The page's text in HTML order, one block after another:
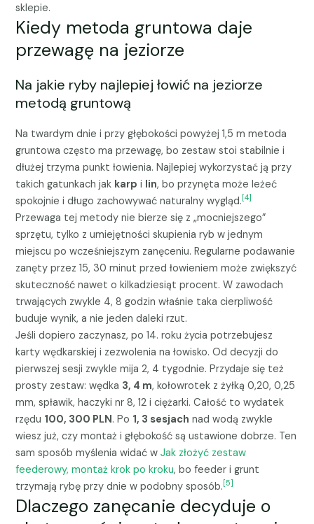
sklepie.
Kiedy metoda gruntowa daje
przewagę na jeziorze
Na jakie ryby najlepiej łowić na jeziorze
metodą gruntową
Na twardym dnie i przy głębokości powyżej 1,5 m metoda
gruntowa często ma przewagę, bo zestaw stoi stabilnie i
dłużej trzyma punkt łowienia. Najlepiej wykorzystać ją przy
takich gatunkach jak karp i lin, bo przynęta może leżeć
spokojnie i długo zachowywać naturalny wygląd. [4]
Przewaga tej metody nie bierze się z „mocniejszego”
sprzętu, tylko z umiejętności skupienia ryb w jednym
miejscu po wcześniejszym zanęceniu. Regularne podawanie
zanęty przez 15, 30 minut przed łowieniem może zwiększyć
skuteczność nawet o kilkadziesiąt procent. W zawodach
trwających zwykle 4, 8 godzin właśnie taka cierpliwość
buduje wynik, a nie jeden daleki rzut.
Jeśli dopiero zaczynasz, po 14. roku życia potrzebujesz
karty wędkarskiej i zezwolenia na łowisko. Od decyzji do
pierwszej sesji zwykle mija 2, 4 tygodnie. Przydaje się też
prosty zestaw: wędka 3, 4 m, kołowrotek z żyłką 0,20, 0,25
mm, spławik, haczyki nr 8, 12 i ciężarki. Całość to wydatek
rzędu 100, 300 PLN. Po 1, 3 sesjach nad wodą zwykle
wiesz już, czy montaż i głębokość są ustawione dobrze. Ten
sam sposób myślenia widać wJak złożyć zestaw
feederowy, montaż krok po kroku, bo feeder i grunt
trzymają rybę przy dnie w podobny sposób. [5]
Dlaczego zanęcanie decyduje o